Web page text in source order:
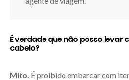
É verdade que não posso levar
cabelo?
Mito. É proibido embarcar com